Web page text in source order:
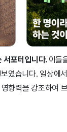
서포터입니다. 이들
였습니다. 일상에
향력을 강조하여